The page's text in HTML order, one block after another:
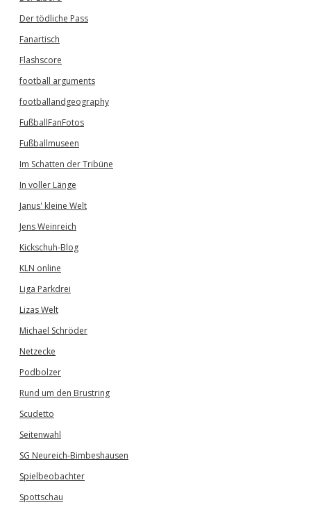
Der tödliche Pass
Fanartisch
Flashscore
football arguments
footballandgeography
FußballFanFotos
Fußballmuseen
Im Schatten der Tribüne
In voller Länge
Janus' kleine Welt
Jens Weinreich
Kickschuh-Blog
KLN online
Liga Parkdrei
Lizas Welt
Michael Schröder
Netzecke
Podbolzer
Rund um den Brustring
Scudetto
Seitenwahl
SG Neureich-Bimbeshausen
Spielbeobachter
Spottschau